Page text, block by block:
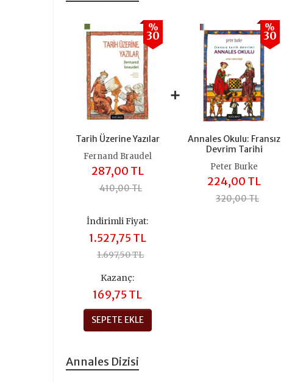
Tarih Üzerine Yazılar
%
30
Fernand Braudel
287,00 TL
410,00 TL
+
Annales Okulu: Fransız
Devrim Tarihi
%
30
Peter Burke
224,00 TL
320,00 TL
İndirimli Fiyat:
1.527,75 TL
1.697,50 TL
Kazanç:
169,75 TL
SEPETE EKLE
Annales Dizisi